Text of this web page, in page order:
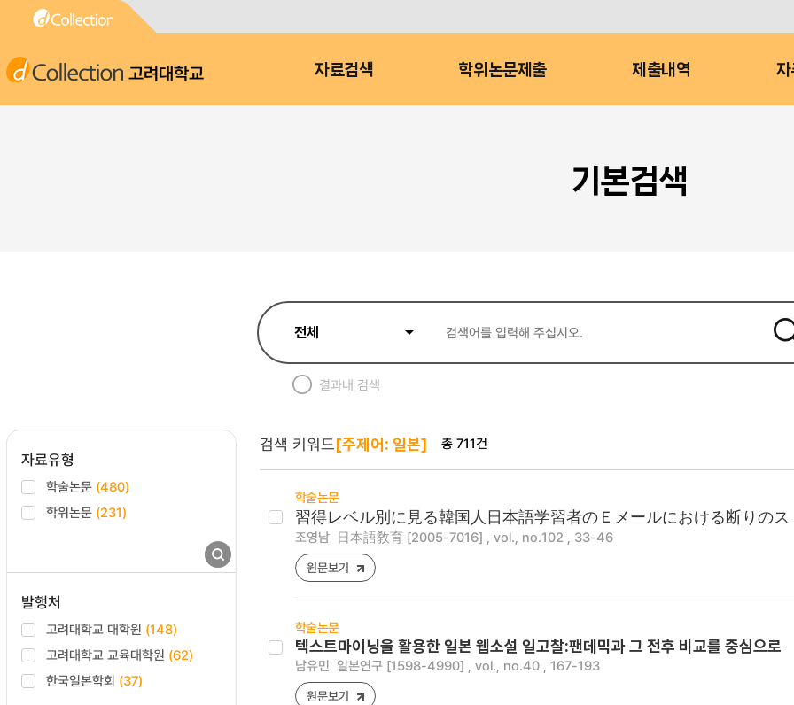
고려대학교 자료검색 학위논문제출 제출내역 자
기본검색
결과내 검색
자료유형
학술논문 (480)
학위논문 (231)
발행처
고려대학교 대학원 (148)
고려대학교 교육대학원 (62)
한국일본학회 (37)
검색 키워드[주제어: 일본] 총 711건
학술논문
習得レベル別に見る韓国人日本語学習者のＥメールにおける断りの
조영남 日本語敎育 [2005-7016] , vol., no.102 , 33-46
원문보기
학술논문
텍스트마이닝을 활용한 일본 웹소설 일고찰:팬데믹과 그 전후 비교를 중심으로
남유민 일본연구 [1598-4990] , vol., no.40 , 167-193
원문보기